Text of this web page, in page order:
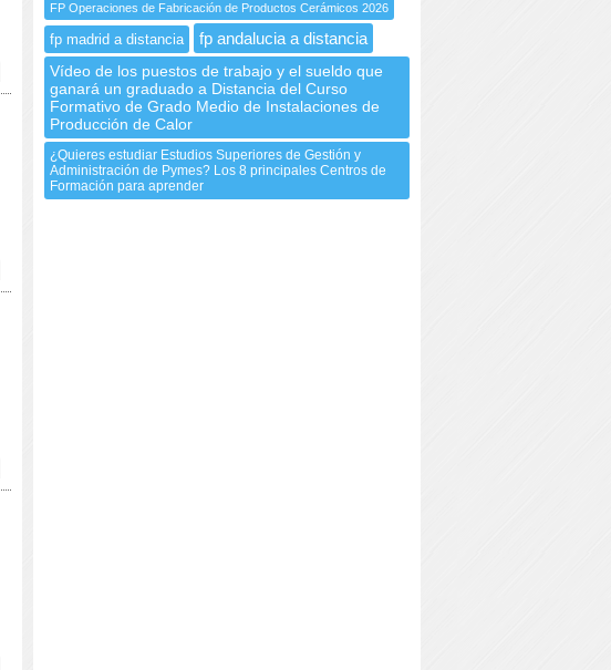
FP Operaciones de Fabricación de Productos Cerámicos 2026
fp madrid a distancia fp andalucia a distancia
Vídeo de los puestos de trabajo y el sueldo que
ganará un graduado a Distancia del Curso
Formativo de Grado Medio de Instalaciones de
Producción de Calor
¿Quieres estudiar Estudios Superiores de Gestión y
Administración de Pymes? Los 8 principales Centros de
Formación para aprender